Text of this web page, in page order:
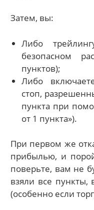
Затем, вы:
Либо
безопасном
пунктов);
Либо
стоп,
пункта при
от 1 пункта»).
При первом же
прибылью, и
поверьте, вам не
взяли все
(особенно если